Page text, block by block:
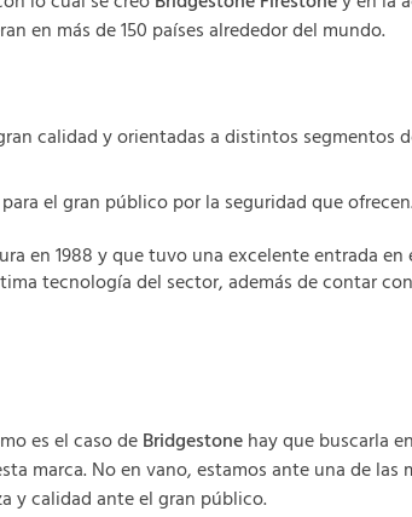
en más de 150 países alrededor del mundo.
calidad y orientadas a distintos segmentos
el gran público por la seguridad que
en 1988 y que tuvo una excelente entrada
tecnología del sector, además de contar
es el caso deBridgestonehay que buscarla
marca. No en vano, estamos ante una de
y calidad ante el gran público.